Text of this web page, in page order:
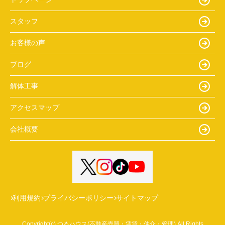
スタッフ
お客様の声
ブログ
解体工事
アクセスマップ
会社概要
利用規約 プライバシーポリシー サイトマップ